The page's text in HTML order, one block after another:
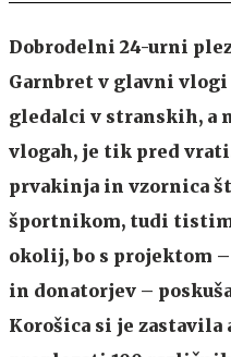
Dobrodelni 24-urni
Garnbret v glavni
gledalci v stranskih, a
vlogah, je tik pred
prvakinja in vzornica
športnikom, tudi
okolij, bo s projektom
in donatorjev –
Korošica si je zastavila